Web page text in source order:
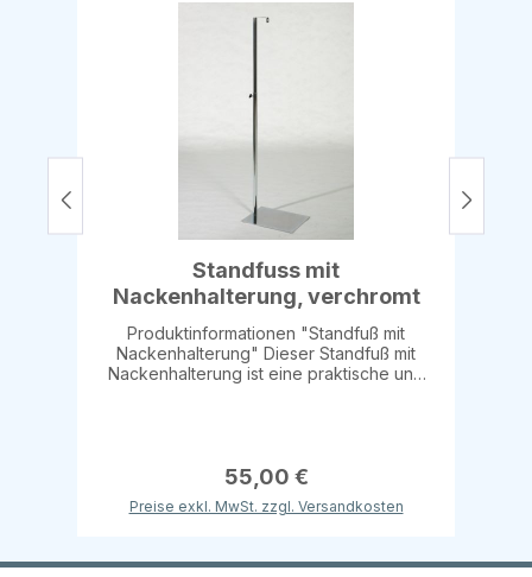
Rückenhalterung für zusätzlichen Halt
Dieser Fuß für Torso ist perfekt geeignet
Standfuss mit
Nackenhalterung, verchromt
Produktinformationen "Standfuß mit
Nackenhalterung" Dieser Standfuß mit
Nackenhalterung ist eine praktische und
hervorragend für den Einsatz in
Schaufenstern oder Ausstellungen.
Produktdetails: Fußplatte: 300 x 400 mm
55,00 €
Preise exkl. MwSt. zzgl. Versandkosten